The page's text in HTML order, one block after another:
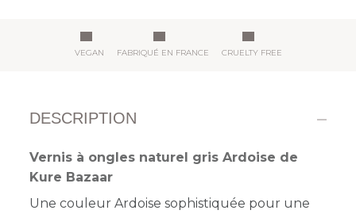
VEGAN FABRIQUÉ EN FRANCE CRUELTY FREE
DESCRIPTION
Vernis à ongles naturel gris Ardoise de
Kure Bazaar
Une couleur Ardoise sophistiquée pour une